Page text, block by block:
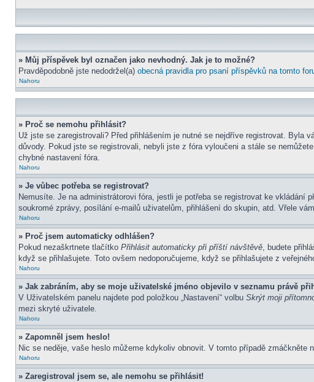
» Můj příspěvek byl označen jako nevhodný. Jak je to možné?
Pravděpodobně jste nedodržel(a) obecná pravidla pro psaní příspěvků na tomto
Nahoru
» Proč se nemohu přihlásit?
Už jste se zaregistrovali? Před přihlášením je nutné se nejdříve registrovat. Byla
důvody. Pokud jste se registrovali, nebyli jste z fóra vyloučeni a stále se
chybné nastavení fóra.
Nahoru
» Je vůbec potřeba se registrovat?
Nemusíte. Je na administrátorovi fóra, jestli je potřeba se registrovat ke
soukromé zprávy, posílání e-mailů uživatelům, přihlášení do skupin, atd. Vřele
Nahoru
» Proč jsem automaticky odhlášen?
Pokud nezaškrtnete tlačítko Přihlásit automaticky při příští návštěvě, budete
když se přihlašujete. Toto ovšem nedoporučujeme, když se přihlašujete z
Nahoru
» Jak zabráním, aby se moje uživatelské jméno objevilo v seznamu právě
V Uživatelském panelu najdete pod položkou „Nastavení“ volbu Skrýt moji
mezi skryté uživatele.
Nahoru
» Zapomněl jsem heslo!
Nic se neděje, vaše heslo můžeme kdykoliv obnovit. V tomto případě
Nahoru
» Zaregistroval jsem se, ale nemohu se přihlásit!